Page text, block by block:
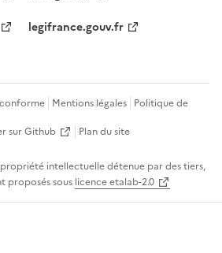
legifrance.gouv.fr
Mentions légales Politique de
sur Github Plan du site
intellectuelle détenue par des tiers,
proposés sous licence etalab-2.0